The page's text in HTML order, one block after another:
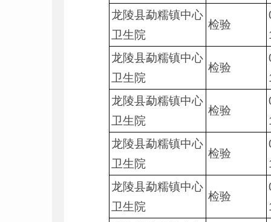
龙陵县勐糯镇中心
卫生院
检验
龙陵县勐糯镇中心
卫生院
检验
龙陵县勐糯镇中心
卫生院
检验
龙陵县勐糯镇中心
卫生院
检验
龙陵县勐糯镇中心
卫生院
检验